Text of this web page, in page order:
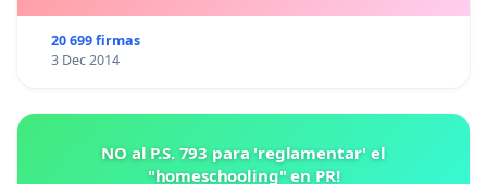
20 699 firmas
3 Dec 2014
NO al P.S. 793 para 'reglamentar' el
"homeschooling" en PR!